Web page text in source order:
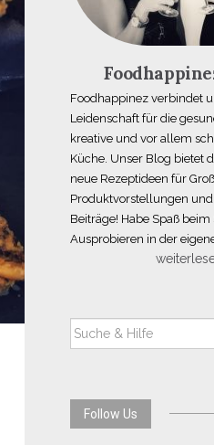
Foodhappinez verbindet
Leidenschaft für die
kreative und vor allem
Küche. Unser Blog bietet
neue Rezeptideen für
Produktvorstellungen
Beiträge! Habe Spaß beim
Ausprobieren in der
SUCHEN
NACH:
Follow Us